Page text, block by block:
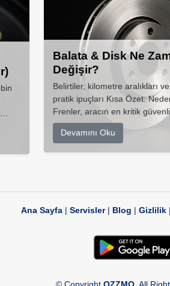
Balata & Disk Ne
Değişir?
Belirtiler, kilometre aralıkları
pratik ipuçları Kısa Özet:
Frenler, aracın en kritik
Devamını Oku
Ana Sayfa| Servisler| Blog | Gizlilik|